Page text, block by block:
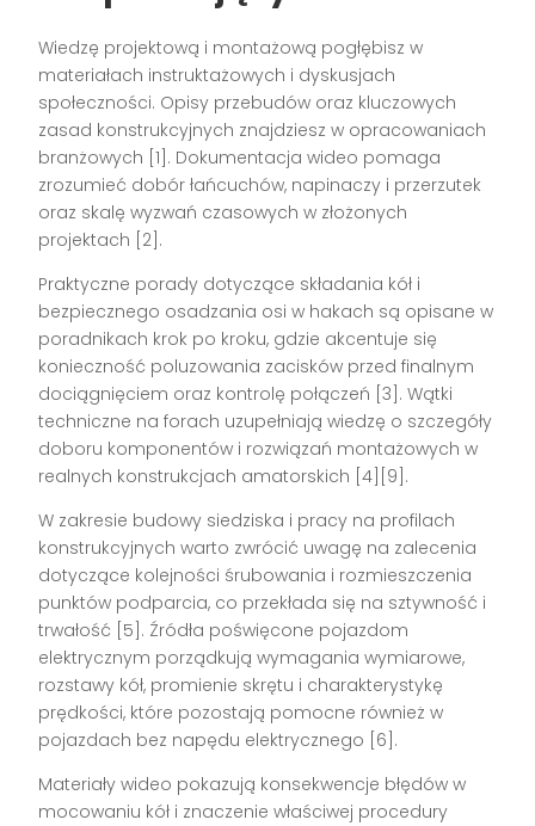
Wiedzę projektową i montażową pogłębisz w
materiałach instruktażowych i dyskusjach
społeczności. Opisy przebudów oraz kluczowych
zasad konstrukcyjnych znajdziesz w opracowaniach
branżowych [1]. Dokumentacja wideo pomaga
zrozumieć dobór łańcuchów, napinaczy i przerzutek
oraz skalę wyzwań czasowych w złożonych
projektach [2].
Praktyczne porady dotyczące składania kół i
bezpiecznego osadzania osi w hakach są opisane w
poradnikach krok po kroku, gdzie akcentuje się
konieczność poluzowania zacisków przed finalnym
dociągnięciem oraz kontrolę połączeń [3]. Wątki
techniczne na forach uzupełniają wiedzę o szczegóły
doboru komponentów i rozwiązań montażowych w
realnych konstrukcjach amatorskich [4][9].
W zakresie budowy siedziska i pracy na profilach
konstrukcyjnych warto zwrócić uwagę na zalecenia
dotyczące kolejności śrubowania i rozmieszczenia
punktów podparcia, co przekłada się na sztywność i
trwałość [5]. Źródła poświęcone pojazdom
elektrycznym porządkują wymagania wymiarowe,
rozstawy kół, promienie skrętu i charakterystykę
prędkości, które pozostają pomocne również w
pojazdach bez napędu elektrycznego [6].
Materiały wideo pokazują konsekwencje błędów w
mocowaniu kół i znaczenie właściwej procedury